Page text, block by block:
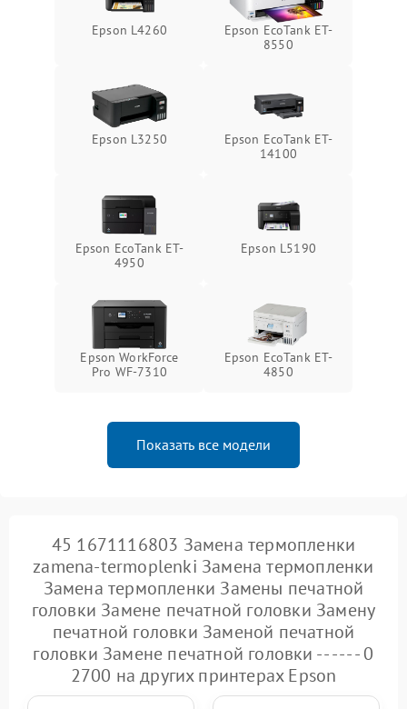
Epson L4260
Epson EcoTank ET-
8550
Epson L3250
Epson EcoTank ET-
14100
Epson EcoTank ET-
4950
Epson L5190
Epson WorkForce
Pro WF-7310
Epson EcoTank ET-
4850
Показать все модели
45 1671116803 Замена термопленки
zamena-termoplenki Замена термопленки
Замена термопленки Замены печатной
головки Замене печатной головки Замену
печатной головки Заменой печатной
головки Замене печатной головки - - - - - - 0
2700 на других принтерах Epson